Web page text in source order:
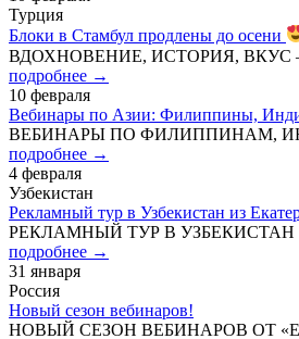
Турция
Блоки в Стамбул продлены до осени
ВДОХНОВЕНИЕ, ИСТОРИЯ, ВКУС —
подробнее →
10 февраля
Вебинары по Азии: Филиппины,
ВЕБИНАРЫ ПО ФИЛИППИНАМ, ИНДИИ
подробнее →
4 февраля
Узбекистан
Рекламный тур в Узбекистан из
РЕКЛАМНЫЙ ТУР В УЗБЕКИСТАН
подробнее →
31 января
Россия
Новый сезон вебинаров!
НОВЫЙ СЕЗОН ВЕБИНАРОВ ОТ